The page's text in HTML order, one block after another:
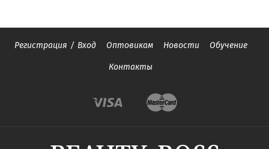
Регистрация / Вход Оптовикам Новости Обучение
Контакты